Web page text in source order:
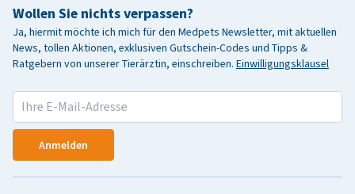
Wollen Sie nichts verpassen?
Ja, hiermit möchte ich mich für den Medpets Newsletter, mit aktuellen
News, tollen Aktionen, exklusiven Gutschein-Codes und Tipps &
Ratgebern von unserer Tierärztin, einschreiben. Einwilligungsklausel
Anmelden